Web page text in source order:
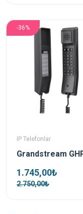
-36%
IP Telefonlar
1.745,00₺
2.750,00₺